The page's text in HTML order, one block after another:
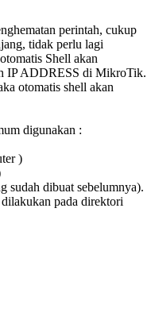
perintah, cukup
tidak perlu lagi
Shell akan
IP ADDRESS di MikroTik.
otomatis shell akan
digunakan :
)
dibuat sebelumnya).
pada direktori